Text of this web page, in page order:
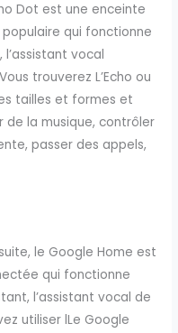
Dot est une enceinte
qui fonctionne
l’assistant vocal
trouverez L’Echo ou
tailles et formes et
la musique, contrôler
passer des appels,
le Google Home est
qui fonctionne
l’assistant vocal de
utiliser lLe Google